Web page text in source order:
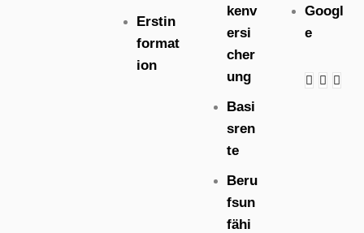
Erstin
format
ion
kenv
ersi
cher
ung
Basi
sren
te
Beru
fsun
fähi
Googl
e